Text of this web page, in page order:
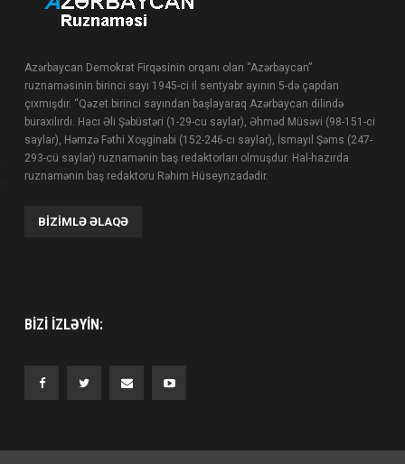
Azərbaycan Demokrat Firqəsinin orqanı olan “Azərbaycan”
ruznaməsinin birinci sayı 1945-ci il sentyabr ayının 5-də çapdan
çıxmışdır. “Qəzet birinci sayından başlayaraq Azərbaycan dilində
buraxılırdı. Hacı Əli Şəbüstəri (1-29-cu saylar), Əhməd Müsəvi (98-151-ci
saylar), Həmzə Fəthi Xoşginabi (152-246-cı saylar), İsmayıl Şəms (247-
293-cü saylar) ruznamənin baş redaktorları olmuşdur. Hal-hazırda
ruznamənin baş redaktoru Rəhim Hüseynzadədir.
BIZIMLƏ ƏLAQƏ
BIZI IZLƏYIN: